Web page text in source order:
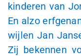
kinderen van
En alzo
wijlen Jan
Zij bekennen